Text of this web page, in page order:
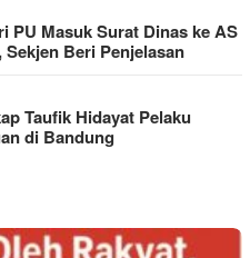
PU Masuk Surat Dinas ke AS
Beri Penjelasan
Taufik Hidayat Pelaku
di Bandung